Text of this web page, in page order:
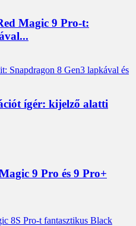
Magic 9 Pro-t:
ígér: kijelző alatti
9 Pro és 9 Pro+